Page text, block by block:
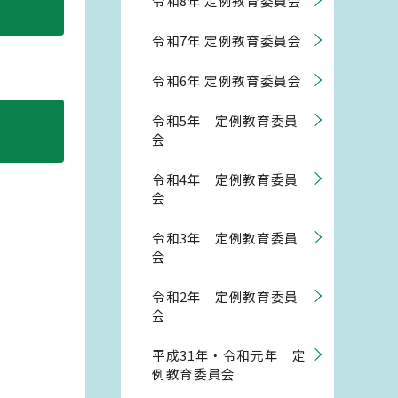
令和7年 定例教育委員会
令和6年 定例教育委員会
令和5年 定例教育委員
会
令和4年 定例教育委員
会
令和3年 定例教育委員
会
令和2年 定例教育委員
会
平成31年・令和元年 定
例教育委員会